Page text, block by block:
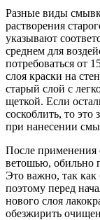
Разные виды
растворения
указывают
среднем для
потребоваться от
слоя краски на
старый слой с
щеткой. Если
соскоблить, то
при нанесении
После применения
ветошью, обильно
Это важно, так
поэтому перед
нового слоя
обезжирить